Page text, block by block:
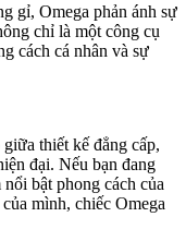
gỉ, Omega phản ánh sự
chỉ là một công cụ
cách cá nhân và sự
thiết kế đẳng cấp,
đại. Nếu bạn đang
bật phong cách của
mình, chiếc Omega